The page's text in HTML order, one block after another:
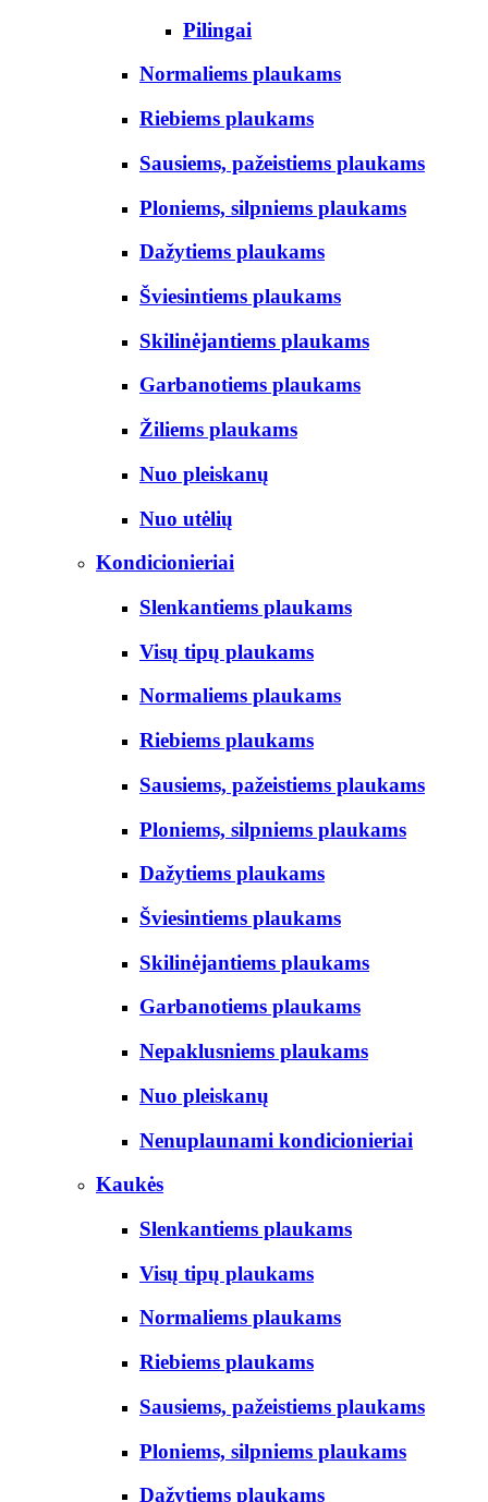
Pilingai
Normaliems plaukams
Riebiems plaukams
Sausiems, pažeistiems plaukams
Ploniems, silpniems plaukams
Dažytiems plaukams
Šviesintiems plaukams
Skilinėjantiems plaukams
Garbanotiems plaukams
Žiliems plaukams
Nuo pleiskanų
Nuo utėlių
Kondicionieriai
Slenkantiems plaukams
Visų tipų plaukams
Normaliems plaukams
Riebiems plaukams
Sausiems, pažeistiems plaukams
Ploniems, silpniems plaukams
Dažytiems plaukams
Šviesintiems plaukams
Skilinėjantiems plaukams
Garbanotiems plaukams
Nepaklusniems plaukams
Nuo pleiskanų
Nenuplaunami kondicionieriai
Kaukės
Slenkantiems plaukams
Visų tipų plaukams
Normaliems plaukams
Riebiems plaukams
Sausiems, pažeistiems plaukams
Ploniems, silpniems plaukams
Dažytiems plaukams